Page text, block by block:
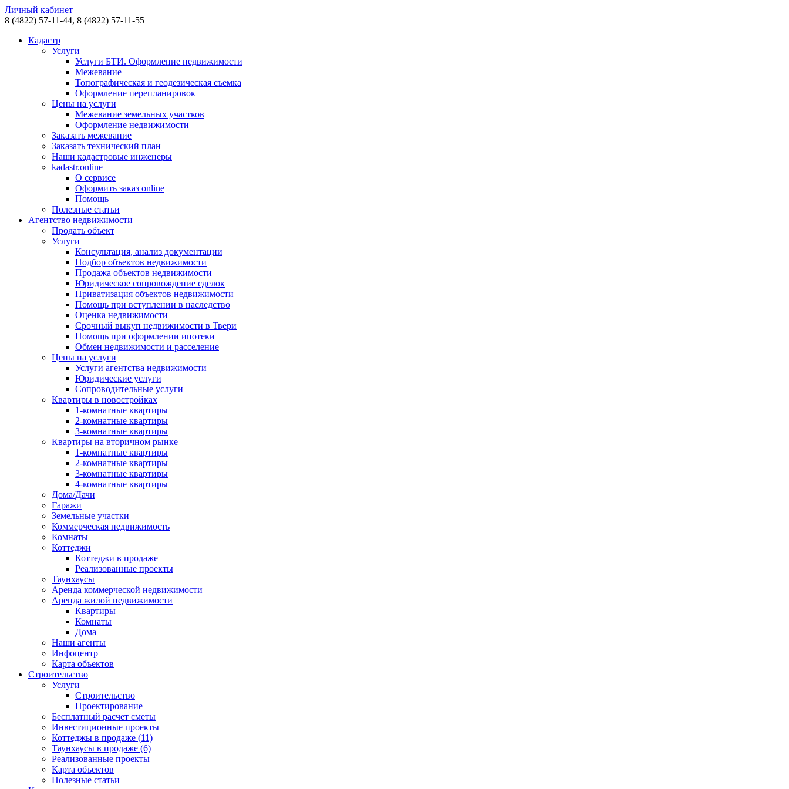
Личный кабинет
8 (4822) 57-11-44, 8 (4822) 57-11-55
Кадастр
Услуги
Услуги БТИ. Оформление недвижимости
Межевание
Топографическая и геодезическая съемка
Оформление перепланировок
Цены на услуги
Межевание земельных участков
Оформление недвижимости
Заказать межевание
Заказать технический план
Наши кадастровые инженеры
kadastr.online
О сервисе
Оформить заказ online
Помощь
Полезные статьи
Агентство недвижимости
Продать объект
Услуги
Консультация, анализ документации
Подбор объектов недвижимости
Продажа объектов недвижимости
Юридическое сопровождение сделок
Приватизация объектов недвижимости
Помощь при вступлении в наследство
Оценка недвижимости
Срочный выкуп недвижимости в Твери
Помощь при оформлении ипотеки
Обмен недвижимости и расселение
Цены на услуги
Услуги агентства недвижимости
Юридические услуги
Сопроводительные услуги
Квартиры в новостройках
1-комнатные квартиры
2-комнатные квартиры
3-комнатные квартиры
Квартиры на вторичном рынке
1-комнатные квартиры
2-комнатные квартиры
3-комнатные квартиры
4-комнатные квартиры
Дома/Дачи
Гаражи
Земельные участки
Коммерческая недвижимость
Комнаты
Коттеджи
Коттеджи в продаже
Реализованные проекты
Таунхаусы
Аренда коммерческой недвижимости
Аренда жилой недвижимости
Квартиры
Комнаты
Дома
Наши агенты
Инфоцентр
Карта объектов
Строительство
Услуги
Строительство
Проектирование
Бесплатный расчет сметы
Инвестиционные проекты
Коттеджы в продаже (11)
Таунхаусы в продаже (6)
Реализованные проекты
Карта объектов
Полезные статьи